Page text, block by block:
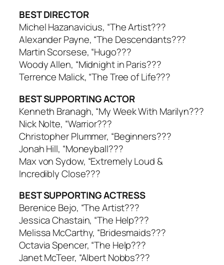
BEST DIRECTOR
Michel Hazanavicius, “The Artist???
Alexander Payne, “The Descendants???
Martin Scorsese, “Hugo???
Woody Allen, “Midnight in Paris???
Terrence Malick, “The Tree of Life???
BEST SUPPORTING ACTOR
Kenneth Branagh, “My Week With Marilyn???
Nick Nolte, “Warrior???
Christopher Plummer, “Beginners???
Jonah Hill, “Moneyball???
Max von Sydow, “Extremely Loud &
Incredibly Close???
BEST SUPPORTING ACTRESS
Berenice Bejo, “The Artist???
Jessica Chastain, “The Help???
Melissa McCarthy, “Bridesmaids???
Octavia Spencer, “The Help???
Janet McTeer, “Albert Nobbs???